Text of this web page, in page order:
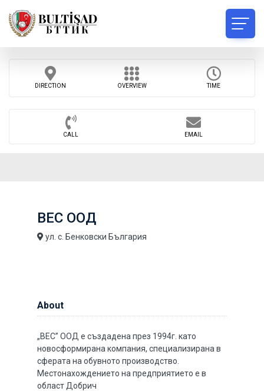
DIRECTION OVERVIEW TIME
CALL EMAIL
ВEC ООД
ул. с. Бенковски България
About
„ВЕС” ООД е създадена през 1994г. като
новосформирана компания, специализирана в
сферата на обувното производство.
Местонахождението на предприятието е в
област Добрич